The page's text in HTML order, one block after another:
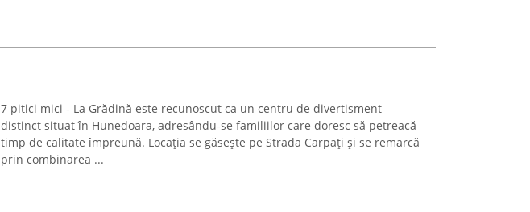
7 pitici mici - La Grădină este recunoscut ca un centru de divertisment
distinct situat în Hunedoara, adresându-se familiilor care doresc să petreacă
timp de calitate împreună. Locația se găsește pe Strada Carpați și se remarcă
prin combinarea ...